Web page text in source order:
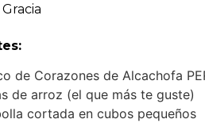
de Corazones de Alcachofa
de arroz (el que más te guste)
cortada en cubos pequeños